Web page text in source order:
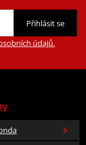
Přihlásit se
údajů.